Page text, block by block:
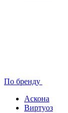
По бренду
Аскона
Виртуоз